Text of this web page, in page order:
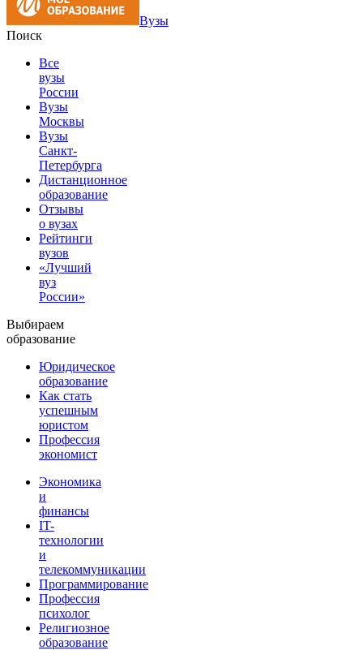
Вузы
Поиск
Все
вузы
России
Вузы
Москвы
Вузы
Санкт-
Петербурга
Дистанционное
образование
Отзывы
о вузах
Рейтинги
вузов
«Лучший
вуз
России»
Выбираем
образование
Юридическое
образование
Как стать
успешным
юристом
Профессия
экономист
Экономика
и
финансы
IT-
технологии
и
телекоммуникации
Программирование
Профессия
психолог
Религиозное
образование